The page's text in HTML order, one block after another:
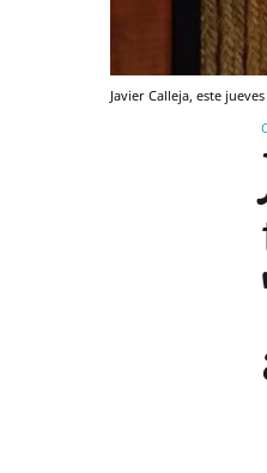
Javier Calleja, este